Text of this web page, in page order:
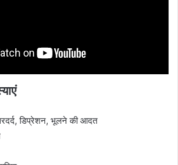
डिप्रेशन, भूलने की आदत